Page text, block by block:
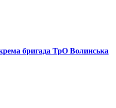
бригада ТрО Волинська